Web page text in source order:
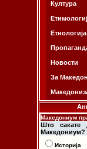
Култура
Етнологија
Новости
За
Македониум
Што сакате
Македониум?
Историја